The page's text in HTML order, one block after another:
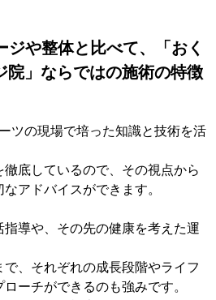
ジや整体と比べて、「おく
院」ならではの施術の特徴
ツの現場で培った知識と技術を活
底しているので、その視点から
アドバイスができます。
導や、その先の健康を考えた運
で、それぞれの成長段階やライフ
ーチができるのも強みです。